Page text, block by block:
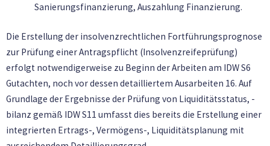
Sanierungsfinanzierung, Auszahlung Finanzierung.
Die Erstellung der insolvenzrechtlichen Fortführungsprognose
zur Prüfung einer Antragspflicht (Insolvenzreifeprüfung)
erfolgt notwendigerweise zu Beginn der Arbeiten am IDW S6
Gutachten, noch vor dessen detailliertem Ausarbeiten 16. Auf
Grundlage der Ergebnisse der Prüfung von Liquiditätsstatus, -
bilanz gemäß IDW S11 umfasst dies bereits die Erstellung einer
integrierten Ertrags-, Vermögens-, Liquiditätsplanung mit